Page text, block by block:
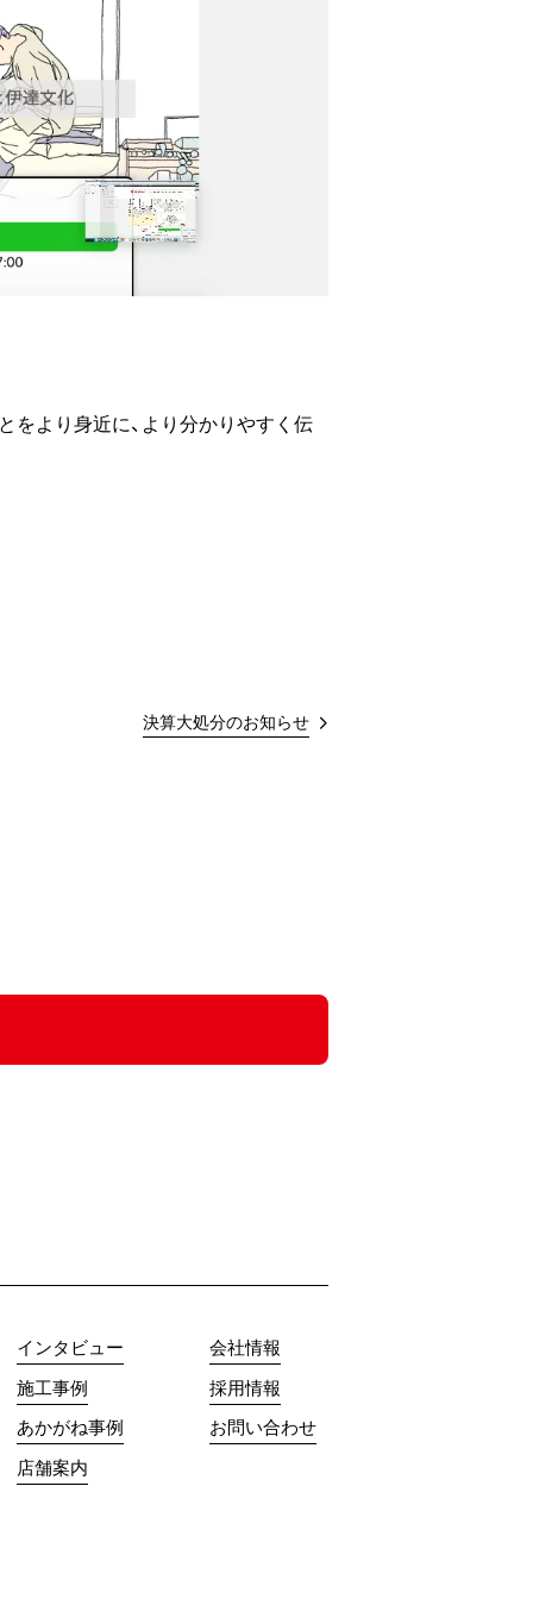
をより身近に、より分かりやすく伝
決算大処分のお知らせ
インタビュー
施工事例
あかがね事例
店舗案内
会社情報
採用情報
お問い合わせ